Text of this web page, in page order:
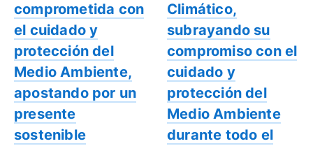
comprometida con
el cuidado y
protección del
Medio Ambiente,
apostando por un
presente
sostenible
Climático,
subrayando su
compromiso con el
cuidado y
protección del
Medio Ambiente
durante todo el